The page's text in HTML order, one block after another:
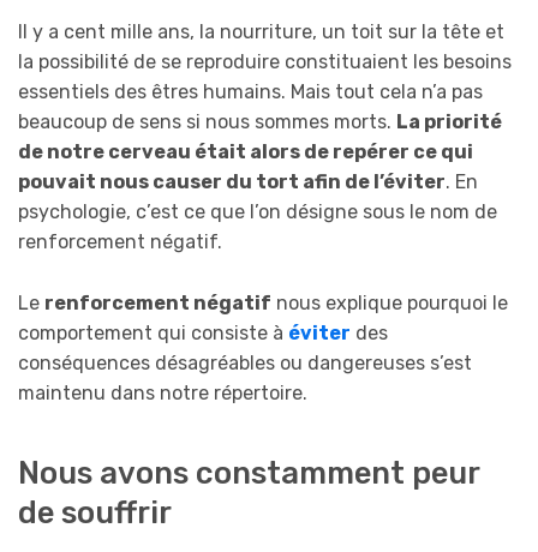
Il y a cent mille ans, la nourriture, un toit sur la tête et
la possibilité de se reproduire constituaient les besoins
essentiels des êtres humains. Mais tout cela n’a pas
beaucoup de sens si nous sommes morts. La priorité
de notre cerveau était alors de repérer ce qui
pouvait nous causer du tort afin de l’éviter. En
psychologie, c’est ce que l’on désigne sous le nom de
renforcement négatif.
Le renforcement négatif nous explique pourquoi le
comportement qui consiste à éviter des
conséquences désagréables ou dangereuses s’est
maintenu dans notre répertoire.
Nous avons constamment peur
de souffrir